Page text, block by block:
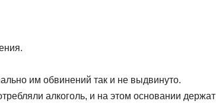
им обвинений так и не выдвинуто.
алкоголь, и на этом основании держат